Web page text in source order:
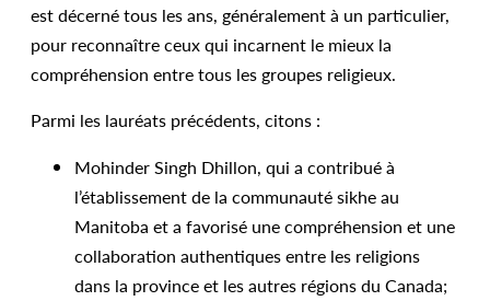
est décerné tous les ans, généralement à un particulier,
pour reconnaître ceux qui incarnent le mieux la
compréhension entre tous les groupes religieux.
Parmi les lauréats précédents, citons :
Mohinder Singh Dhillon, qui a contribué à
l’établissement de la communauté sikhe au
Manitoba et a favorisé une compréhension et une
collaboration authentiques entre les religions
dans la province et les autres régions du Canada;